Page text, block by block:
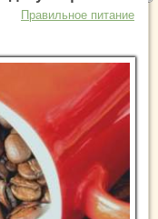
Правильное питание